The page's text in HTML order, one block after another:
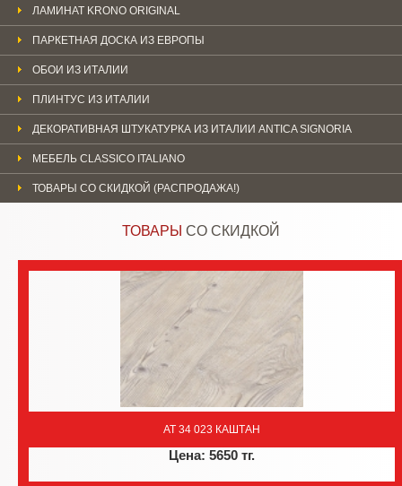
ЛАМИНАТ KRONO ORIGINAL
ПАРКЕТНАЯ ДОСКА ИЗ ЕВРОПЫ
ОБОИ ИЗ ИТАЛИИ
ПЛИНТУС ИЗ ИТАЛИИ
ДЕКОРАТИВНАЯ ШТУКАТУРКА ИЗ ИТАЛИИ ANTICA SIGNORIA
МЕБЕЛЬ CLASSICO ITALIANO
ТОВАРЫ СО СКИДКОЙ (РАСПРОДАЖА!)
ТОВАРЫ СО СКИДКОЙ
AT 34 023 КАШТАН
Цена: 5650 тг.